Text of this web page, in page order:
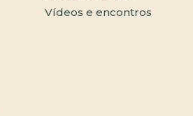
Vídeos e encontros